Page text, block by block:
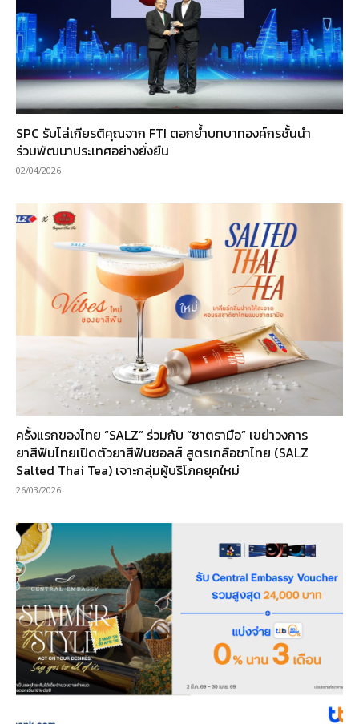
SPC รับโล่เกียรติคุณจาก FTI ตอกย้ำบทบาทองค์กรชั้นนำ
ร่วมพัฒนาประเทศอย่างยั่งยืน
02/04/2026
ครั้งแรกของไทย “SALZ” ร่วมกับ “ชาตรามือ” เขย่าวงการ
ยาสีฟันไทยเปิดตัวยาสีฟันซอลส์ สูตรเกลือชาไทย (SALZ
Salted Thai Tea) เจาะกลุ่มผู้บริโภคยุคใหม่
26/03/2026